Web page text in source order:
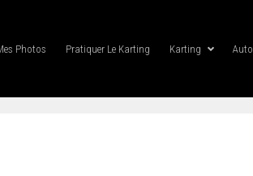
Photos Pratiquer Le Karting Karting Auto